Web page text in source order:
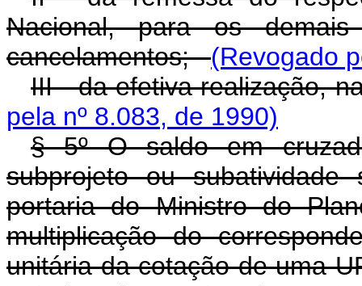
Nacional, para os
cancelamentos;(Revogado
III - da efetiva realização,
pela nº 8.083, de 1990)
§ 5º O saldo em
subprojeto ou subatividade
portaria do Ministro do
multiplicação do
unitária da cotação de uma